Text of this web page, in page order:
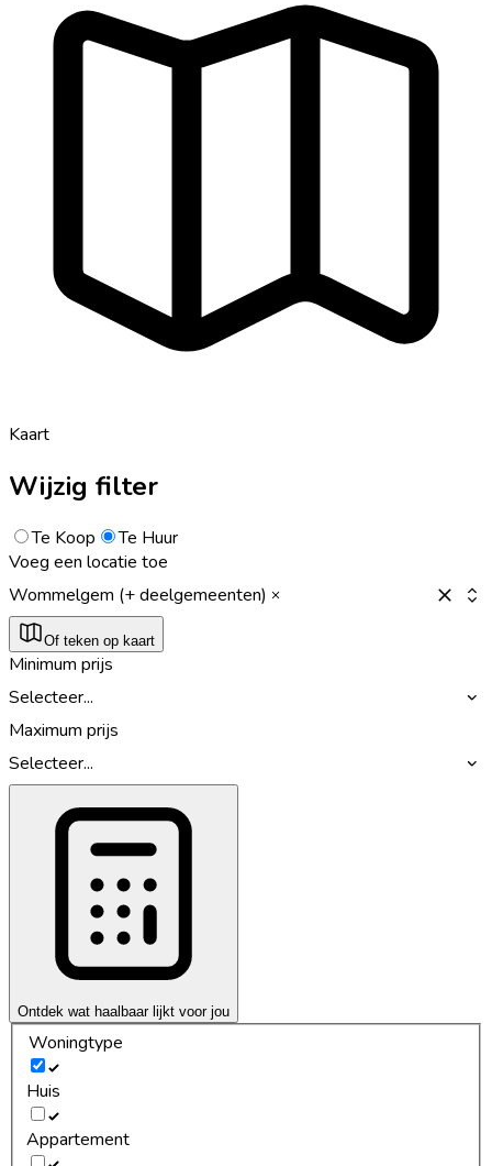
Kaart
Wijzig filter
Te Koop
Te Huur
Voeg een locatie toe
Wommelgem (+ deelgemeenten)
Of teken op kaart
Minimum prijs
Selecteer...
Maximum prijs
Selecteer...
Ontdek wat haalbaar lijkt voor jou
Woningtype
Huis
Appartement